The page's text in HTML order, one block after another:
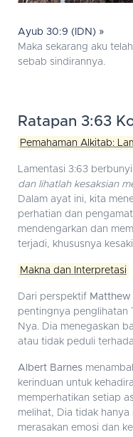
Ayub 30:9 (IDN) »
Maka sekarang aku
sebab sindirannya.
Ratapan 3:63
Pemahaman Alkitab:
Lamentasi 3:63
dan lihatlah kesaksian
Dalam ayat ini, kita
perhatian dan
mendengarkan dan
terjadi, khususnya
Makna dan Interpretasi
Dari perspektif Matthew
pentingnya penglihatan
Nya. Dia menegaskan
atau tidak peduli
Albert Barnes
kerinduan untuk
memperhatikan setiap
melihat, Dia tidak
merasakan emosi dan